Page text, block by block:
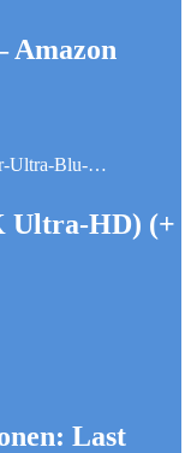
Amazon
Ultra-Blu-…
Ultra-HD) (+
Last